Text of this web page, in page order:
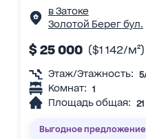
в Затоке
Золотой Берег бул.
$ 25 000 ($1 142/м²)
Этаж/Этажность:
Комнат: 1
Площадь общая:
Выгодное предложение